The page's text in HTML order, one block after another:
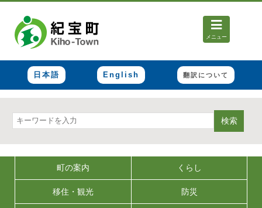
メニュー
日本語 English 翻訳について
検索
町の案内 くらし
移住・観光 防災